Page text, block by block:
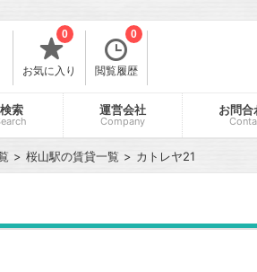
お気に入り
0
閲覧履歴
0
索 運営会社
Company
お問合
桜山駅の賃貸一覧 カトレヤ21